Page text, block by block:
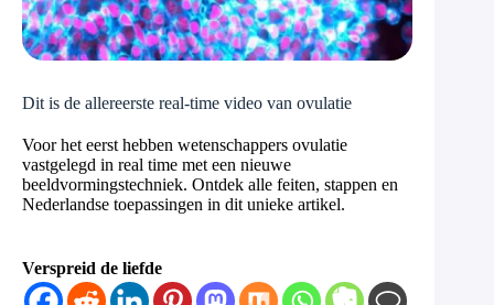
Dit is de allereerste real-time video van ovulatie
Voor het eerst hebben wetenschappers ovulatie
vastgelegd in real time met een nieuwe
beeldvormingstechniek. Ontdek alle feiten, stappen en
Nederlandse toepassingen in dit unieke artikel.
Verspreid de liefde